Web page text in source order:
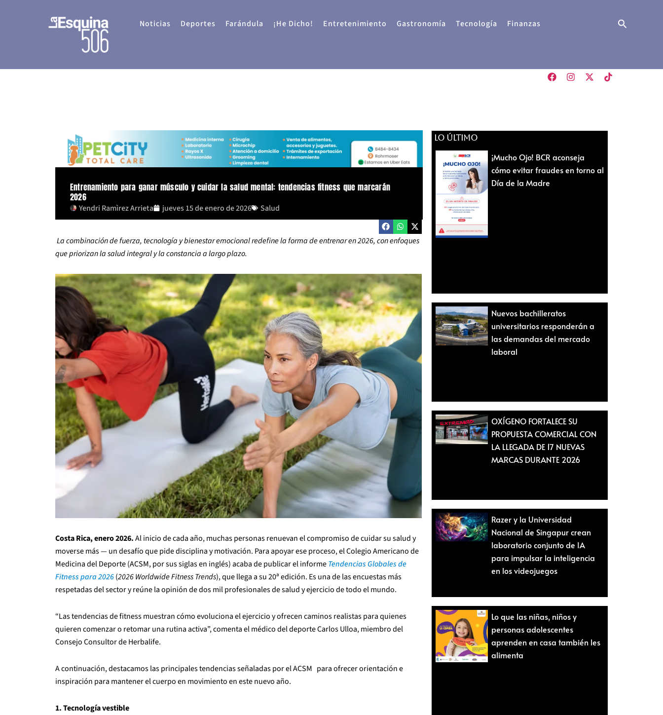
Noticias Deportes Farándula ¡He Dicho! Entretenimiento Gastronomía Tecnología Finanzas Buscar
Entrenamiento para ganar músculo y cuidar la salud mental: tendencias fitness que marcarán
2026
Yendri Ramìrez Arrieta jueves 15 de enero de 2026 Salud
La combinación de fuerza, tecnología y bienestar emocional redefine la forma de entrenar en 2026, con enfoques
que priorizan la salud integral y la constancia a largo plazo.
Costa Rica, enero 2026.Al inicio de cada año, muchas personas renuevan el compromiso de cuidar su salud y
moverse más — un desafío que pide disciplina y motivación. Para apoyar ese proceso, el Colegio Americano de
Medicina del Deporte (ACSM, por sus siglas en inglés) acaba de publicar el informeTendencias Globales de
Fitness para 2026(2026 Worldwide Fitness Trends), que llega a su 20ª edición. Es una de las encuestas más
respetadas del sector y reúne la opinión de dos mil profesionales de salud y ejercicio de todo el mundo.
“Las tendencias de fitness muestran cómo evoluciona el ejercicio y ofrecen caminos realistas para quienes
quieren comenzar o retomar una rutina activa”, comenta el médico del deporte Carlos Ulloa, miembro del
Consejo Consultor de Herbalife.
A continuación, destacamos las principales tendencias señaladas por el ACSM para ofrecer orientación e
inspiración para mantener el cuerpo en movimiento en este nuevo año.
1. Tecnología vestible
LO ÚLTIMO
¡Mucho Ojo! BCR aconseja
cómo evitar fraudes en torno al
Día de la Madre
Nuevos bachilleratos
universitarios responderán a
las demandas del mercado
laboral
OXÍGENO FORTALECE SU
PROPUESTA COMERCIAL CON
LA LLEGADA DE 17 NUEVAS
MARCAS DURANTE 2026
Razer y la Universidad
Nacional de Singapur crean
laboratorio conjunto de IA
para impulsar la inteligencia
en los videojuegos
Lo que las niñas, niños y
personas adolescentes
aprenden en casa también les
alimenta